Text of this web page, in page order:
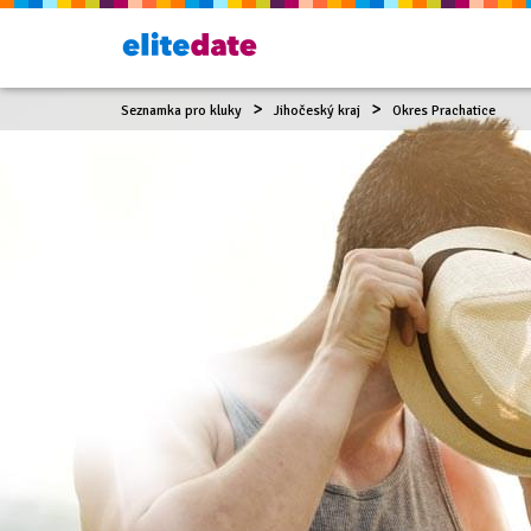
Seznamka pro kluky Jihočeský kraj Okres Prachatice